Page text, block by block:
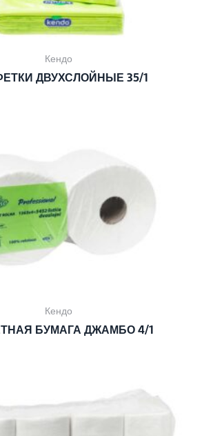
Кендо
ДВУХСЛОЙНЫЕ 35/1
Кендо
БУМАГА ДЖАМБО 4/1